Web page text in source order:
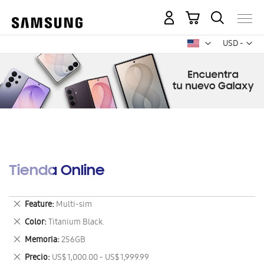
USD -
dólar
Mi carrito
Tienda Online
Feature Multi-sim
Eliminar
este
artículo
Color Titanium Black.
Eliminar
este
artículo
Memoria 256GB
Eliminar
este
Precio US$ 1,000.00 - US$ 1,999.99
Eliminar